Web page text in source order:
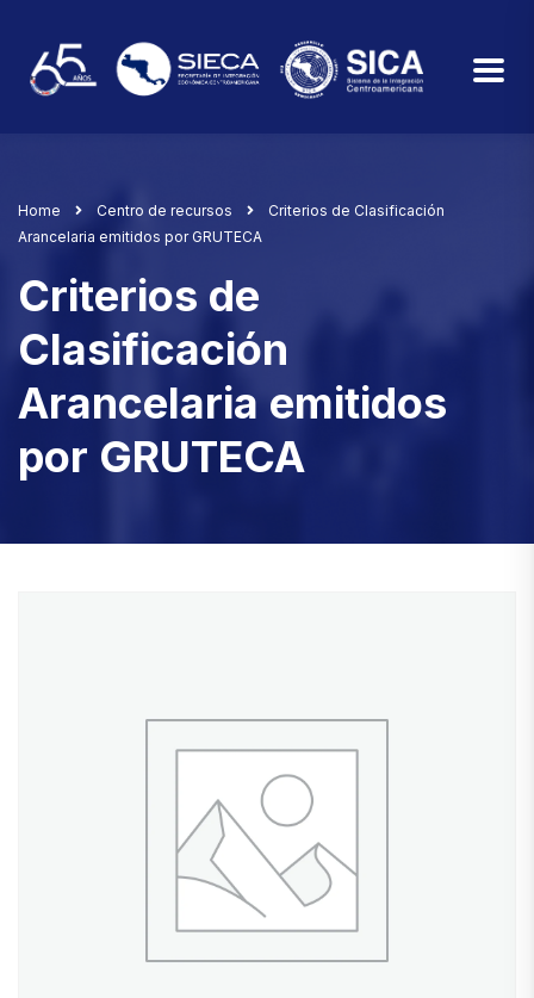
Home Centro de recursos
Criterios de Clasificación
Arancelaria emitidos por GRUTECA
Criterios de
Clasificación
Arancelaria emitidos
por GRUTECA